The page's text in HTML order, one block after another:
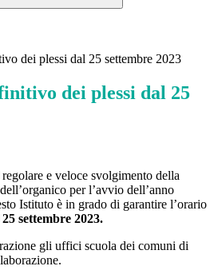
dei plessi dal 25 settembre 2023
dei plessi dal 25
e veloce svolgimento della
per l’avvio dell’anno
Istituto è in grado di garantire l’orario
25 settembre 2023.
gli uffici scuola dei comuni di